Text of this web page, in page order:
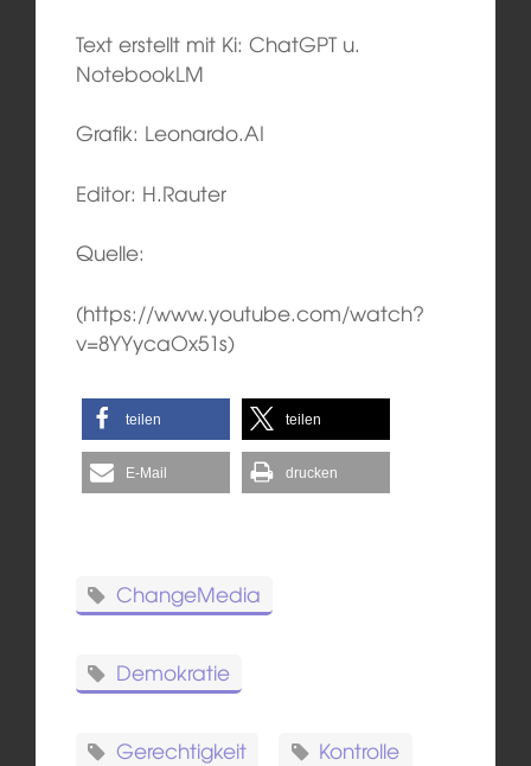
Text erstellt mit Ki: ChatGPT u.
NotebookLM
Grafik: Leonardo.AI
Editor: H.Rauter
Quelle:
(https://www.youtube.com/watch?
v=8YYycaOx51s)
teilen teilen
E-Mail drucken
ChangeMedia
Demokratie
Gerechtigkeit Kontrolle